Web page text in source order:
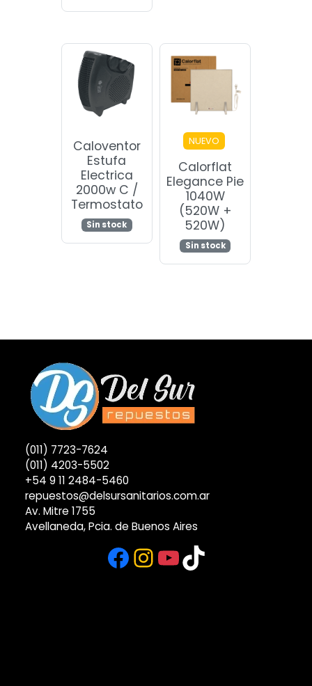
Caloventor
Estufa
Electrica
2000w C /
Termostato
Sin stock
NUEVO
Calorflat
Elegance Pie
1040W
(520W +
520W)
Sin stock
(011) 7723-7624
(011) 4203-5502
+54 9 11 2484-5460
repuestos@delsursanitarios.com.ar
Av. Mitre 1755
Avellaneda, Pcia. de Buenos Aires
Facebook
Instagram
YouTube
TikTok